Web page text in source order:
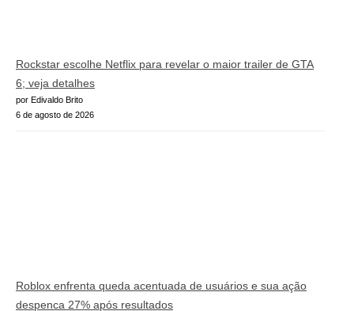
Rockstar escolhe Netflix para revelar o maior trailer de GTA
6; veja detalhes
por Edivaldo Brito
6 de agosto de 2026
Roblox enfrenta queda acentuada de usuários e sua ação
despenca 27% após resultados